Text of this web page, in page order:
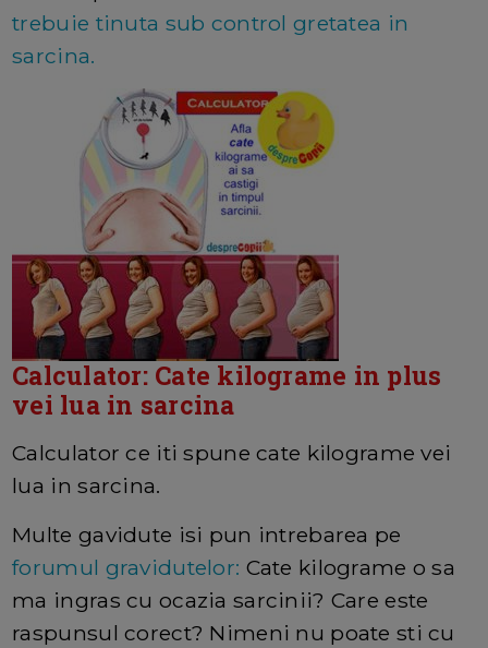
trebuie tinuta sub control gretatea in
sarcina.
Calculator: Cate kilograme in plus
vei lua in sarcina
Calculator ce iti spune cate kilograme vei
lua in sarcina.
Multe gavidute isi pun intrebarea pe
forumul gravidutelor: Cate kilograme o sa
ma ingras cu ocazia sarcinii? Care este
raspunsul corect? Nimeni nu poate sti cu